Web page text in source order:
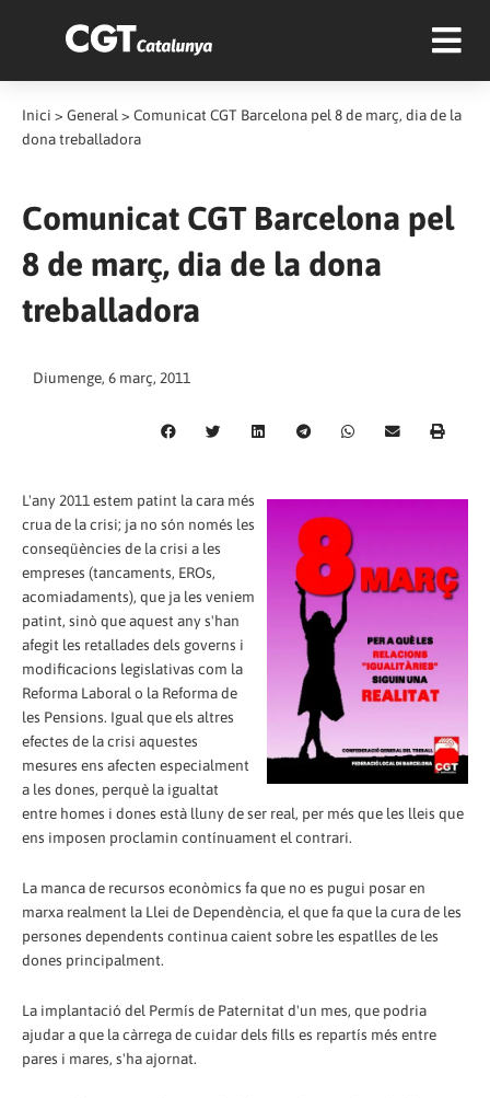
Inici > General > Comunicat CGT Barcelona pel 8 de març, dia de la
dona treballadora
Comunicat CGT Barcelona pel
8 de març, dia de la dona
treballadora
Diumenge, 6 març, 2011
L'any 2011 estem patint la cara més
crua de la crisi; ja no són només les
conseqüències de la crisi a les
empreses (tancaments, EROs,
acomiadaments), que ja les veniem
patint, sinò que aquest any s'han
afegit les retallades dels governs i
modificacions legislativas com la
Reforma Laboral o la Reforma de
les Pensions. Igual que els altres
efectes de la crisi aquestes
mesures ens afecten especialment
a les dones, perquè la igualtat
entre homes i dones està lluny de ser real, per més que les lleis que
ens imposen proclamin contínuament el contrari.
La manca de recursos econòmics fa que no es pugui posar en
marxa realment la Llei de Dependència, el que fa que la cura de les
persones dependents continua caient sobre les espatlles de les
dones principalment.
La implantació del Permís de Paternitat d'un mes, que podria
ajudar a que la càrrega de cuidar dels fills es repartís més entre
pares i mares, s'ha ajornat.